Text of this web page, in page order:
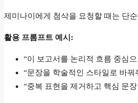
제미나이에게 첨삭을 요청할 때는 단
활용 프롬프트 예시:
“이 보고서를 논리적 흐름 중심
“문장을 학술적인 스타일로 바꿔
“중복 표현을 제거하고 핵심 문